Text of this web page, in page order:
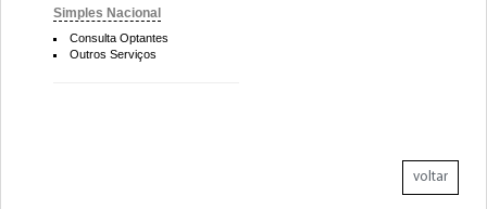
Simples Nacional
Consulta Optantes
Outros Serviços
voltar